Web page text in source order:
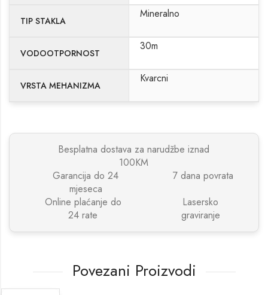
TIP STAKLA
Mineralno
VODOOTPORNOST
30m
VRSTA MEHANIZMA
Kvarcni
Besplatna dostava za narudžbe iznad
100KM
Garancija do 24
mjeseca
7 dana povrata
Online plaćanje do
24 rate
Lasersko
graviranje
Povezani Proizvodi